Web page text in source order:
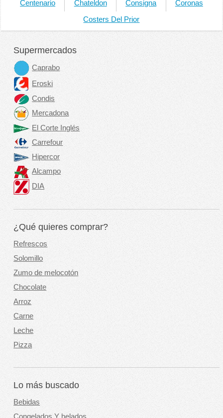
Centenario Chateldon Consigna Coronas
Costers Del Prior
Supermercados
Caprabo
Eroski
Condis
Mercadona
El Corte Inglés
Carrefour
Hipercor
Alcampo
DIA
¿Qué quieres comprar?
Refrescos
Solomillo
Zumo de melocotón
Chocolate
Arroz
Carne
Leche
Pizza
Lo más buscado
Bebidas
Congelados Y helados